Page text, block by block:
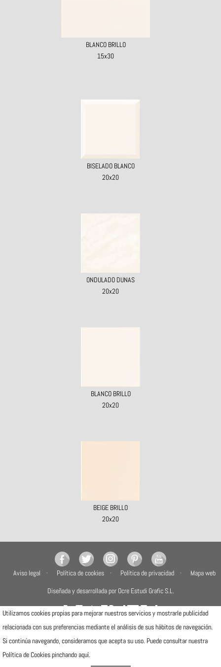
BLANCO BRILLO
15x30
BISELADO BLANCO
20x20
ONDULADO DUNAS
20x20
BLANCO BRILLO
20x20
BEIGE BRILLO
20x20
Aviso legal Política de cookies Política de privacidad
Mapa web
Diseñada y desarrollada por Ocre Estudi Grafic S.L.
Camí de la Travessa, 17
12540 Vila-real (Castellón)
Telfs: (+34) 964506300 · (+34) 964506301
Utilizamos cookies propias para mejorar nuestros servicios y mostrarle publicidad
relacionada con sus preferencias mediante el análisis de sus hábitos de navegación.
Si continúa navegando, consideramos que acepta su uso. Puede consultar nuestra
Política de Cookies pinchando aquí.